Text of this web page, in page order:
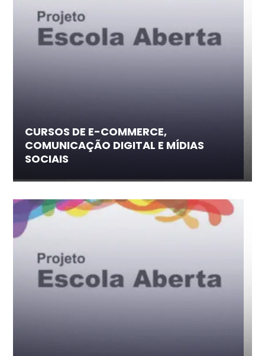
CURSOS DE E-COMMERCE,
COMUNICAÇÃO DIGITAL E MÍDIAS
SOCIAIS